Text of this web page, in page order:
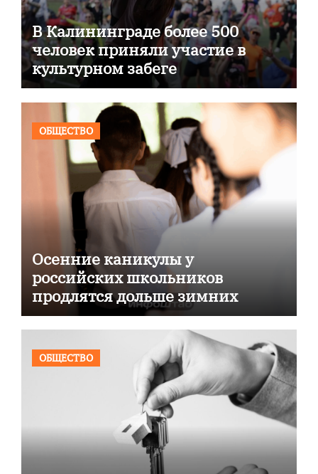
В Калининграде более 500
человек приняли участие в
культурном забеге
ОБЩЕСТВО
Осенние каникулы у
российских школьников
продлятся дольше зимних
ОБЩЕСТВО